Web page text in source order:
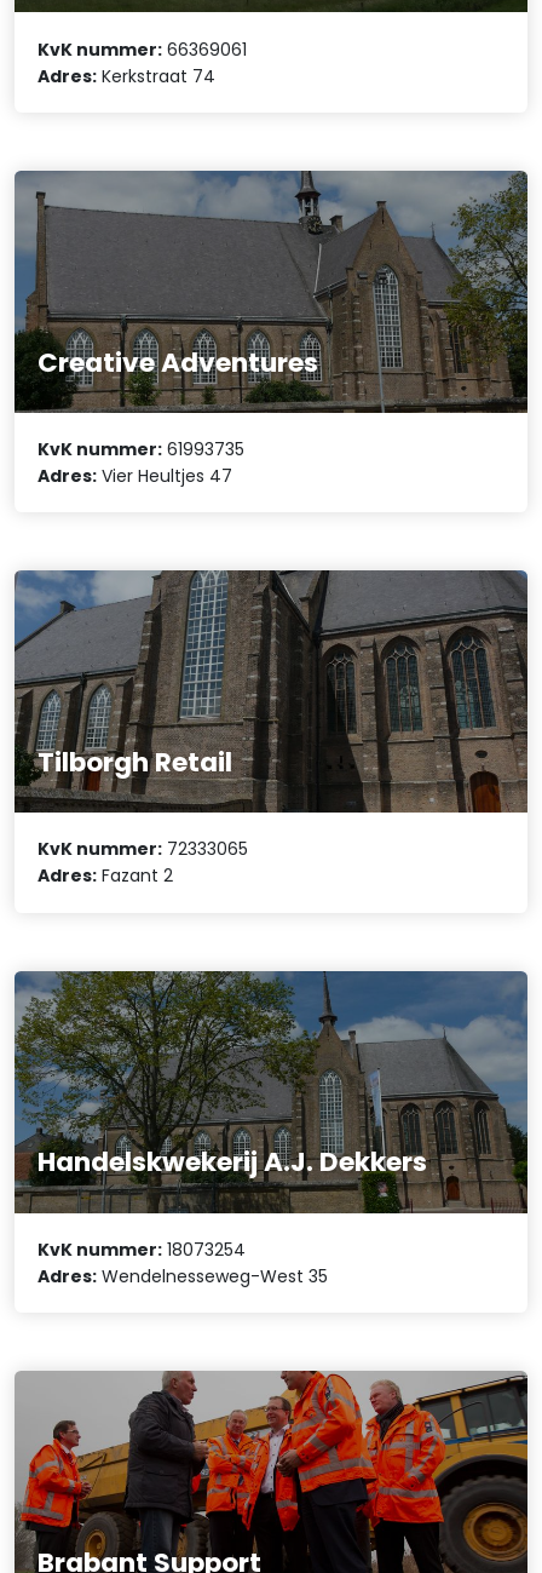
KvK nummer: 66369061
Adres: Kerkstraat 74
Creative Adventures
KvK nummer: 61993735
Adres: Vier Heultjes 47
Tilborgh Retail
KvK nummer: 72333065
Adres: Fazant 2
Handelskwekerij A.J. Dekkers
KvK nummer: 18073254
Adres: Wendelnesseweg-West 35
Brabant Support